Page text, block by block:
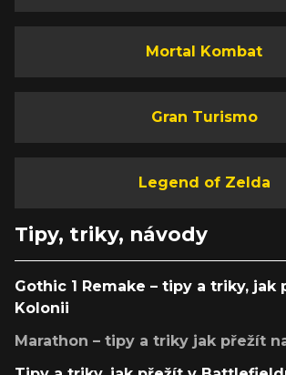
Mortal Kombat
Gran Turismo
Legend of Zelda
Tipy, triky, návody
Gothic 1 Remake – tipy a triky, jak
Kolonii
Marathon – tipy a triky jak přežít